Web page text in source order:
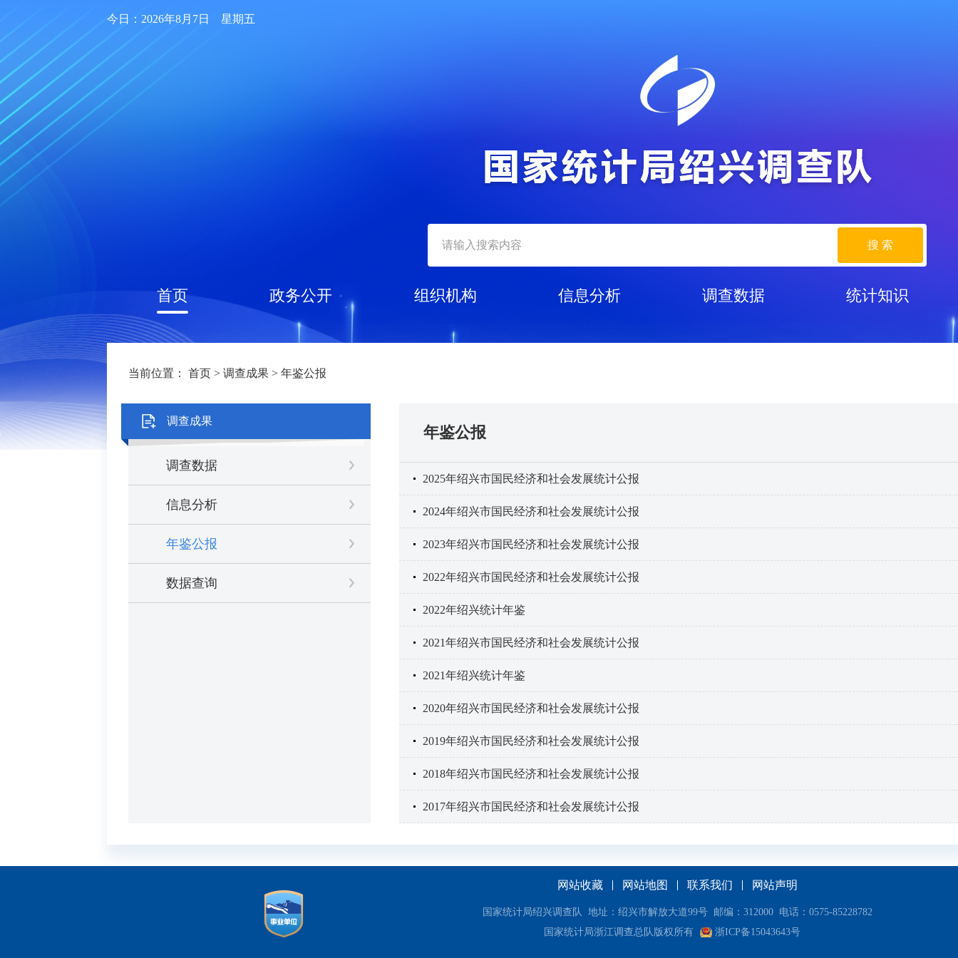
今日：2026年8月7日 星期五
搜 索
首页 政务公开 组织机构 信息分析 调查数据 统计知识
当前位置： 首页 > 调查成果 > 年鉴公报
调查成果
调查数据
信息分析
年鉴公报
数据查询
年鉴公报
2025年绍兴市国民经济和社会发展统计公报
2024年绍兴市国民经济和社会发展统计公报
2023年绍兴市国民经济和社会发展统计公报
2022年绍兴市国民经济和社会发展统计公报
2022年绍兴统计年鉴
2021年绍兴市国民经济和社会发展统计公报
2021年绍兴统计年鉴
2020年绍兴市国民经济和社会发展统计公报
2019年绍兴市国民经济和社会发展统计公报
2018年绍兴市国民经济和社会发展统计公报
2017年绍兴市国民经济和社会发展统计公报
网站收藏 网站地图 联系我们 网站声明
国家统计局绍兴调查队 地址：绍兴市解放大道99号 邮编：312000 电话：0575-85228782
国家统计局浙江调查总队版权所有
浙ICP备15043643号